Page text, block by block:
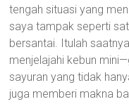
tengah situasi yang
saya tampak seperti
bersantai. Itulah
menjelajahi kebun
sayuran yang tidak
juga memberi makna